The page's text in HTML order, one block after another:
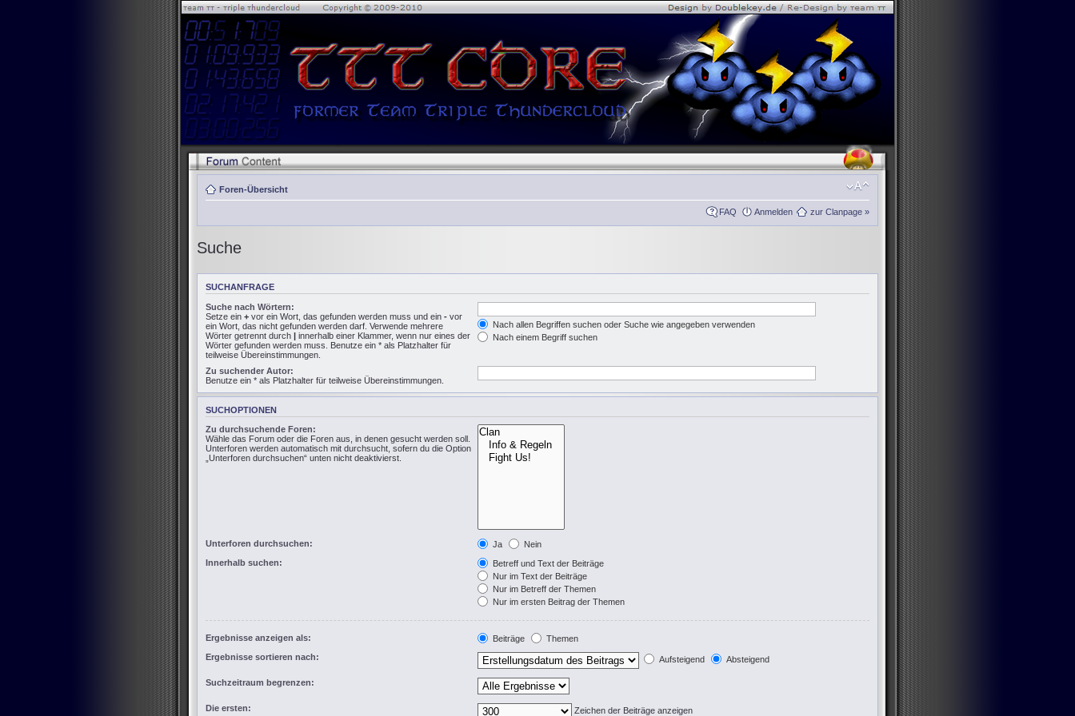
Foren-Übersicht
FAQ Anmelden zur Clanpage »
Suche
SUCHANFRAGE
Suche nach Wörtern:
Setze ein + vor ein Wort, das gefunden werden muss und ein - vor
ein Wort, das nicht gefunden werden darf. Verwende mehrere
Wörter getrennt durch | innerhalb einer Klammer, wenn nur eines der
Wörter gefunden werden muss. Benutze ein * als Platzhalter für
teilweise Übereinstimmungen.
Nach allen Begriffen suchen oder Suche wie angegeben verwenden
Nach einem Begriff suchen
Zu suchender Autor:
Benutze ein * als Platzhalter für teilweise Übereinstimmungen.
SUCHOPTIONEN
Zu durchsuchende Foren:
Wähle das Forum oder die Foren aus, in denen gesucht werden soll.
Unterforen werden automatisch mit durchsucht, sofern du die Option
„Unterforen durchsuchen“ unten nicht deaktivierst.
Unterforen durchsuchen: Ja
Nein
Innerhalb suchen:
Betreff und Text der Beiträge
Nur im Text der Beiträge
Nur im Betreff der Themen
Nur im ersten Beitrag der Themen
Ergebnisse anzeigen als: Beiträge
Themen
Ergebnisse sortieren nach:
Aufsteigend Absteigend
Suchzeitraum begrenzen:
Die ersten: Zeichen der Beiträge anzeigen